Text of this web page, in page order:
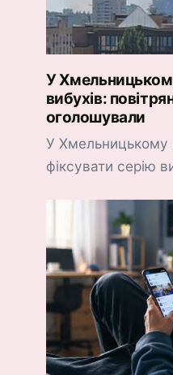
У
вибухів:
оголошували
У
фіксувати серію